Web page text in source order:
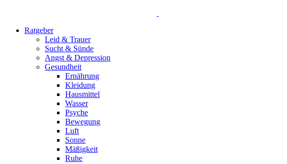
Ratgeber
Leid & Trauer
Sucht & Sünde
Angst & Depression
Gesundheit
Ernährung
Kleidung
Hausmittel
Wasser
Psyche
Bewegung
Luft
Sonne
Mäßigkeit
Ruhe